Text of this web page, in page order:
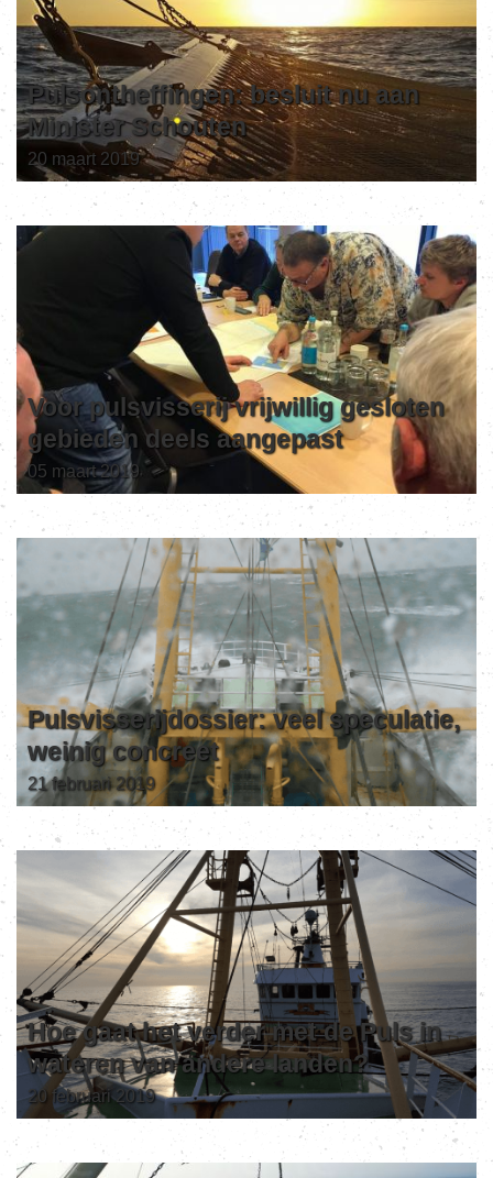
Pulsontheffingen: besluit nu aan
Minister Schouten
20 maart 2019
Voor pulsvisserij vrijwillig gesloten
gebieden deels aangepast
05 maart 2019
Pulsvisserijdossier: veel speculatie,
weinig concreet
21 februari 2019
Hoe gaat het verder met de Puls in
wateren van andere landen?
20 februari 2019